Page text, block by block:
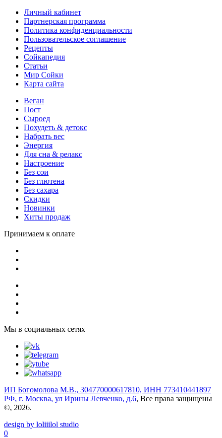
Личный кабинет
Партнерская программа
Политика конфиденциальности
Пользовательское соглашение
Рецепты
Сойкапедия
Статьи
Мир Сойки
Карта сайта
Веган
Пост
Сыроед
Похудеть & детокс
Набрать вес
Энергия
Для сна & релакс
Настроение
Без сои
Без глютена
Без сахара
Скидки
Новинки
Хиты продаж
Принимаем к оплате
Мы в социальных сетях
ИП Богомолова М.В., 304770000617810, ИНН 773410441897
РФ, г. Москва, ул Ирины Левченко, д.6, Все права защищены
©, 2026.
design by loliiilol studio
0